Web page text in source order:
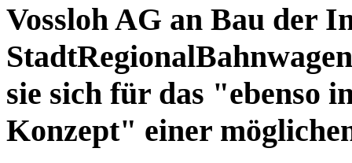
Vossloh AG an Bau der
sie sich für das "ebenso
Konzept" einer